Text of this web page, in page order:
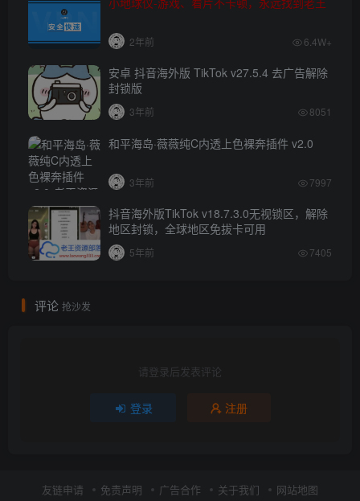
2年前 6.4W+
安卓 抖音海外版 TikTok v27.5.4 去广告解除
封锁版
3年前 8051
和平海岛·薇薇纯C内透上色裸奔插件 v2.0
3年前 7997
抖音海外版TikTok v18.7.3.0无视锁区，解除
地区封锁，全球地区免拔卡可用
5年前 7405
评论 抢沙发
请登录后发表评论
登录 注册
友链申请 免责声明 广告合作 关于我们 网站地图